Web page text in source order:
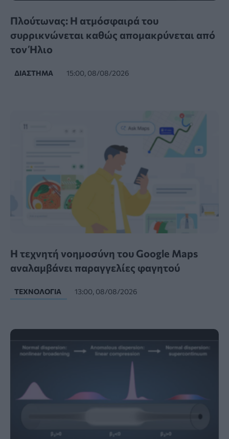
Πλούτωνας: Η ατμόσφαιρά του
συρρικνώνεται καθώς απομακρύνεται από
τον Ήλιο
ΔΙΆΣΤΗΜΑ 15:00, 08/08/2026
Η τεχνητή νοημοσύνη του Google Maps
αναλαμβάνει παραγγελίες φαγητού
ΤΕΧΝΟΛΟΓΊΑ 13:00, 08/08/2026